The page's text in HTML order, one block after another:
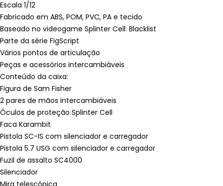
Escala 1/12
Fabricado em ABS, POM, PVC, PA e tecido
Baseado no videogame Splinter Cell: Blacklist
Parte da série FigScript
Vários pontos de articulação
Peças e acessórios intercambiáveis
Conteúdo da caixa:
Figura de Sam Fisher
2 pares de mãos intercambiáveis
Óculos de proteção Splinter Cell
Faca Karambit
Pistola SC-IS com silenciador e carregador
Pistola 5.7 USG com silenciador e carregador
Fuzil de assalto SC4000
Silenciador
Mira telescópica